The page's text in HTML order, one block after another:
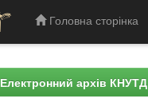
Головна сторінка
Електронний архів КНУТД